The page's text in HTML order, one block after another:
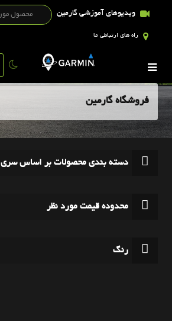
ویدیوهای آموزشی گارمین
راه های ارتباطی ما
فروشگاه گارمین
دسته بندی محصولات بر اساس سری
محدوده قیمت مورد نظر
رنگ